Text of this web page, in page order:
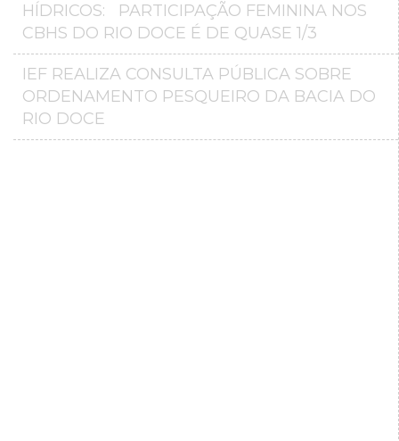
HÍDRICOS: PARTICIPAÇÃO FEMININA NOS
CBHS DO RIO DOCE É DE QUASE 1/3
IEF REALIZA CONSULTA PÚBLICA SOBRE
ORDENAMENTO PESQUEIRO DA BACIA DO
RIO DOCE